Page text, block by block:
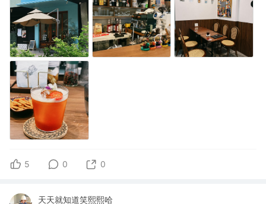
5 0 0
天天就知道笑熙熙哈